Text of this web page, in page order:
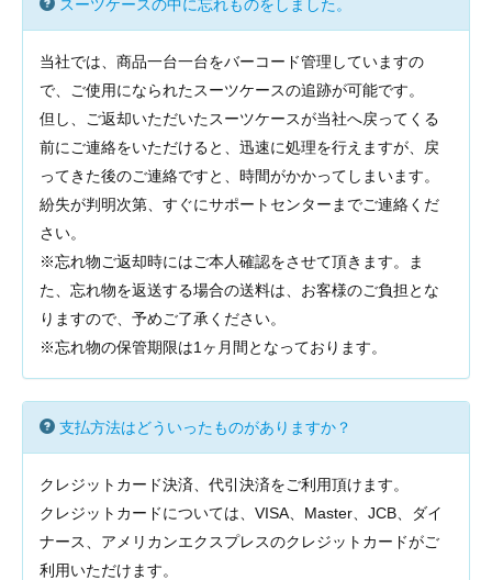
スーツケースの中に忘れものをしました。
当社では、商品一台一台をバーコード管理していますの
で、ご使用になられたスーツケースの追跡が可能です。
但し、ご返却いただいたスーツケースが当社へ戻ってくる
前にご連絡をいただけると、迅速に処理を行えますが、戻
ってきた後のご連絡ですと、時間がかかってしまいます。
紛失が判明次第、すぐにサポートセンターまでご連絡くだ
さい。
※忘れ物ご返却時にはご本人確認をさせて頂きます。ま
た、忘れ物を返送する場合の送料は、お客様のご負担とな
りますので、予めご了承ください。
※忘れ物の保管期限は1ヶ月間となっております。
支払方法はどういったものがありますか？
クレジットカード決済、代引決済をご利用頂けます。
クレジットカードについては、VISA、Master、JCB、ダイ
ナース、アメリカンエクスプレスのクレジットカードがご
利用いただけます。